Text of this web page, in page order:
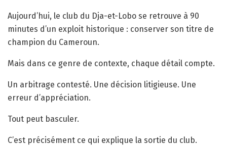
Aujourd’hui, le club du Dja-et-Lobo se retrouve à 90
minutes d’un exploit historique : conserver son titre de
champion du Cameroun.
Mais dans ce genre de contexte, chaque détail compte.
Un arbitrage contesté. Une décision litigieuse. Une
erreur d’appréciation.
Tout peut basculer.
C’est précisément ce qui explique la sortie du club.